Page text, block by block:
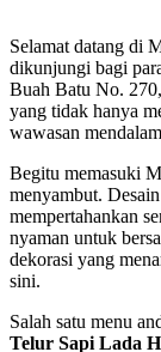
Selamat datang di
dikunjungi bagi
Buah Batu No.
yang tidak hanya
wawasan
Begitu memasuki
menyambut.
mempertahankan
nyaman untuk
dekorasi yang
sini.
Salah satu menu
Telur Sapi Lada